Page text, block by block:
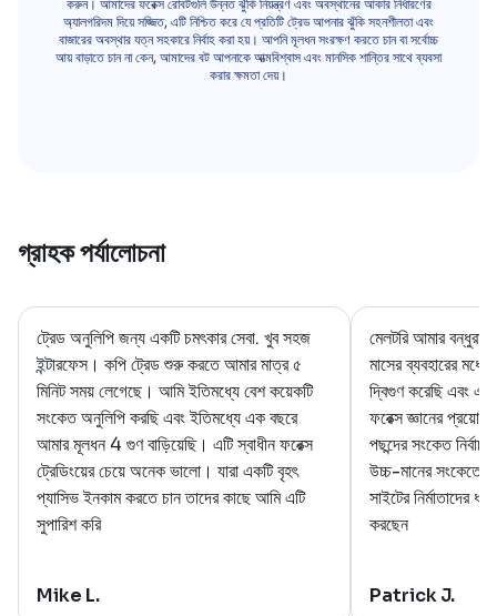
করুন। আমাদের ফরেক্স রোবটগুলি উন্নত ঝুঁকি নিয়ন্ত্রণ এবং অবস্থানের আকার নির্ধারণের
অ্যালগরিদম দিয়ে সজ্জিত, এটি নিশ্চিত করে যে প্রতিটি ট্রেড আপনার ঝুঁকি সহনশীলতা এবং
বাজারের অবস্থার যত্ন সহকারে নির্বাহ করা হয়। আপনি মূলধন সংরক্ষণ করতে চান বা সর্বোচ্চ
আয় বাড়াতে চান না কেন, আমাদের বট আপনাকে আত্মবিশ্বাস এবং মানসিক শান্তির সাথে ব্যবসা
করার ক্ষমতা দেয়।
গ্রাহক পর্যালোচনা
ট্রেড অনুলিপি জন্য একটি চমৎকার সেবা. খুব সহজ
ইন্টারফেস। কপি ট্রেড শুরু করতে আমার মাত্র ৫
মিনিট সময় লেগেছে। আমি ইতিমধ্যে বেশ কয়েকটি
সংকেত অনুলিপি করছি এবং ইতিমধ্যে এক বছরে
আমার মূলধন 4 গুণ বাড়িয়েছি। এটি স্বাধীন ফরেক্স
ট্রেডিংয়ের চেয়ে অনেক ভালো। যারা একটি বৃহৎ
প্যাসিভ ইনকাম করতে চান তাদের কাছে আমি এটি
সুপারিশ করি
Mike L.
মেলটরি আমার বন্ধুরা
মাসের ব্যবহারের
দ্বিগুণ করেছি এবং
ফরেক্স জ্ঞানের
পছন্দের সংকেত
উচ্চ-মানের সংকেতের
সাইটের নির্মাতাদের
করছেন
Patrick J.